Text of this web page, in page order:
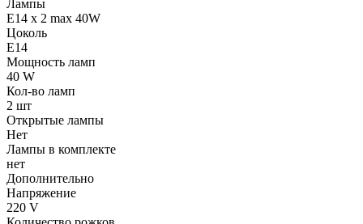
Лампы
E14 x 2 max 40W
Цоколь
E14
Мощность ламп
40 W
Кол-во ламп
2 шт
Открытые лампы
Нет
Лампы в комплекте
нет
Дополнительно
Напряжение
220 V